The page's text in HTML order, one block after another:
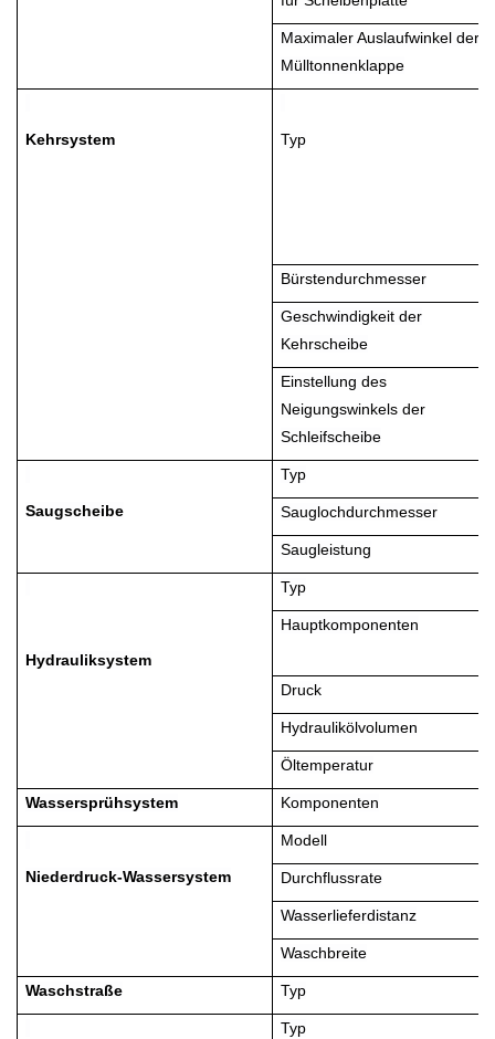
Maximaler Auslaufwinkel der
Mülltonnenklappe
Kehrsystem Typ
Bürstendurchmesser
Geschwindigkeit der
Kehrscheibe
Einstellung des
Neigungswinkels der
Schleifscheibe
Saugscheibe
Typ
Sauglochdurchmesser
Saugleistung
Hydrauliksystem
Typ
Hauptkomponenten
Druck
Hydraulikölvolumen
Öltemperatur
Wassersprühsystem Komponenten
Niederdruck-Wassersystem
Modell
Durchflussrate
Wasserlieferdistanz
Waschbreite
Waschstraße Typ
Typ